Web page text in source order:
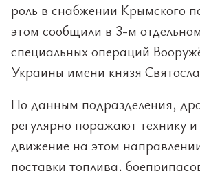
роль в снабжении Крымского
этом сообщили в 3-м
специальных операций
Украины имени князя
По данным подразделения,
регулярно поражают технику
движение на этом
поставки топлива,